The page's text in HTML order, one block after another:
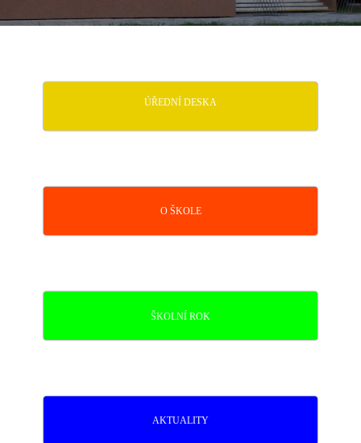
ÚŘEDNÍ DESKA
O ŠKOLE
ŠKOLNÍ ROK
AKTUALITY